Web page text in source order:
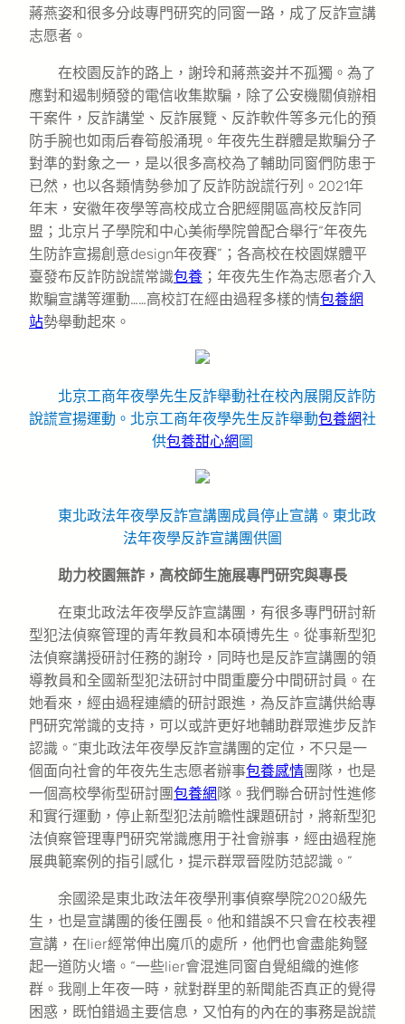
蔣燕姿和很多分歧專門研究的同窗一路，成了反詐宣講
志愿者。
在校園反詐的路上，謝玲和蔣燕姿并不孤獨。為了
應對和遏制頻發的電信收集欺騙，除了公安機關偵辦相
干案件，反詐講堂、反詐展覽、反詐軟件等多元化的預
防手腕也如雨后春筍般涌現。年夜先生群體是欺騙分子
對準的對象之一，是以很多高校為了輔助同窗們防患于
已然，也以各類情勢參加了反詐防說謊行列。2021年
年末，安徽年夜學等高校成立合肥經開區高校反詐同
盟；北京片子學院和中心美術學院曾配合舉行“年夜先
生防詐宣揚創意design年夜賽”；各高校在校園媒體平
臺發布反詐防說謊常識包養 ；年夜先生作為志愿者介入
欺騙宣講等運動……高校訂在經由過程多樣的情包養網
站勢舉動起來。
北京工商年夜學先生反詐舉動社在校內展開反詐防
說謊宣揚運動。北京工商年夜學先生反詐舉動包養網社
供包養甜心網 圖
東北政法年夜學反詐宣講團成員停止宣講。東北政
法年夜學反詐宣講團供圖
助力校園無詐，高校師生施展專門研究與專長
在東北政法年夜學反詐宣講團，有很多專門研討新
型犯法偵察管理的青年教員和本碩博先生。從事新型犯
法偵察講授研討任務的謝玲，同時也是反詐宣講團的領
導教員和全國新型犯法研討中間重慶分中間研討員。在
她看來，經由過程連續的研討跟進，為反詐宣講供給專
門研究常識的支持，可以或許更好地輔助群眾進步反詐
認識。“東北政法年夜學反詐宣講團的定位，不只是一
個面向社會的年夜先生志愿者辦事包養感情團隊，也是
一個高校學術型研討團包養網 隊。我們聯合研討性進修
和實行運動，停止新型犯法前瞻性課題研討，將新型犯
法偵察管理專門研究常識應用于社會辦事，經由過程施
展典範案例的指引感化，提示群眾晉陞防范認識。”
余國梁是東北政法年夜學刑事偵察學院2020級先
生，也是宣講團的後任團長。他和錯誤不只會在校表裡
宣講，在lier經常伸出魔爪的處所，他們也會盡能夠豎
起一道防火墻。“一些lier會混進同窗自覺組織的進修
群。我剛上年夜一時，就對群里的新聞能否真正的覺得
困惑，既怕錯過主要信息，又怕有的內在的事務是說謊